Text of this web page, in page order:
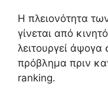
Η πλειονότητα
γίνεται από
λειτουργεί
πρόβλημα πριν
ranking.